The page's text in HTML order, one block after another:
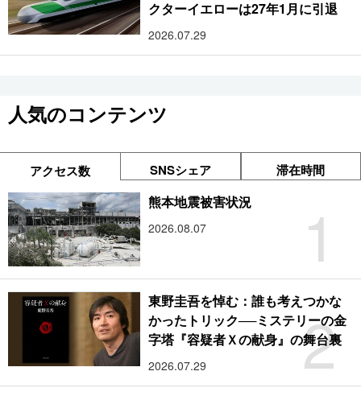
クターイエローは27年1月に引退
2026.07.29
人気のコンテンツ
アクセス数 SNSシェア 滞在時間
1
熊本地震被害状況
2026.08.07
2
東野圭吾を悼む：誰も考えつかな
かったトリック──ミステリーの金
字塔『容疑者Ｘの献身』の舞台裏
2026.07.29